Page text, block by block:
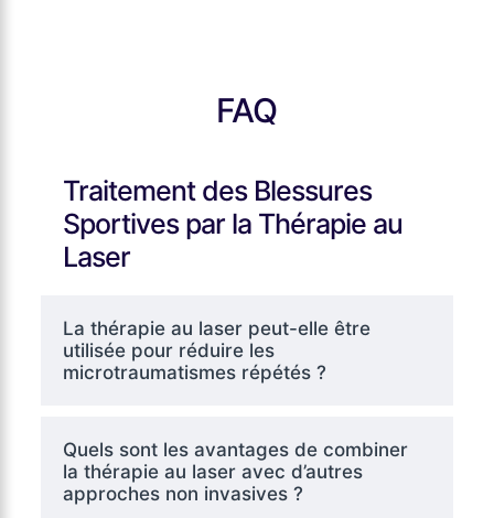
FAQ
Traitement des Blessures
Sportives par la Thérapie au
Laser
La thérapie au laser peut-elle être
utilisée pour réduire les
microtraumatismes répétés ?
Quels sont les avantages de combiner
la thérapie au laser avec d’autres
approches non invasives ?